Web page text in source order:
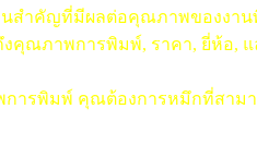
สำคัญที่มีผลต่อคุณภาพของงา
ณภาพการพิมพ์, ราคา, ยี่ห้อ, แ
รพิมพ์ คุณต้องการหมึกที่สาม